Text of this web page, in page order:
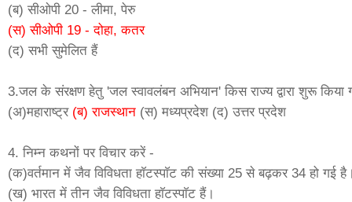
(ब) सीओपी 20 - लीमा, पेरु
(स) सीओपी 19 - दोहा, कतर
(द) सभी सुमेलित हैं
3.जल के संरक्षण हेतु 'जल स्वावलंबन अभियान' किस राज्य द्वारा शुरू किया
(अ)महाराष्ट्र (ब) राजस्थान (स) मध्यप्रदेश (द) उत्तर प्रदेश
4. निम्न कथनों पर विचार करें -
(क)वर्तमान में जैव विविधता हाॅटस्पाॅट की संख्या 25 से बढ़कर 34 हो गई
(ख) भारत में तीन जैव विविधता हाॅटस्पाॅट हैं।